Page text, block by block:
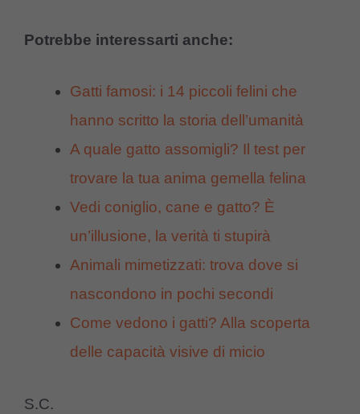
Potrebbe interessarti anche:
Gatti famosi: i 14 piccoli felini che
hanno scritto la storia dell’umanità
A quale gatto assomigli? Il test per
trovare la tua anima gemella felina
Vedi coniglio, cane e gatto? È
un’illusione, la verità ti stupirà
Animali mimetizzati: trova dove si
nascondono in pochi secondi
Come vedono i gatti? Alla scoperta
delle capacità visive di micio
S.C.